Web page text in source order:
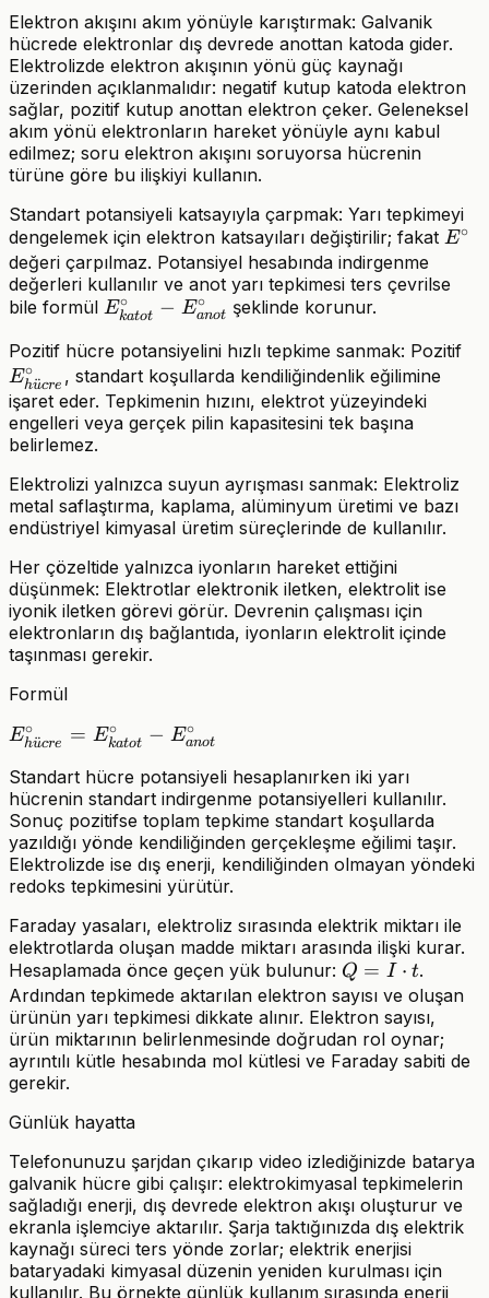
Elektron akışını akım yönüyle karıştırmak: Galvanik
hücrede elektronlar dış devrede anottan katoda gider.
Elektrolizde elektron akışının yönü güç kaynağı
üzerinden açıklanmalıdır: negatif kutup katoda elektron
sağlar, pozitif kutup anottan elektron çeker. Geleneksel
akım yönü elektronların hareket yönüyle aynı kabul
edilmez; soru elektron akışını soruyorsa hücrenin
türüne göre bu ilişkiyi kullanın.
Standart potansiyeli katsayıyla çarpmak: Yarı tepkimeyi
dengelemek için elektron katsayıları değiştirilir; fakat E∘
değeri çarpılmaz. Potansiyel hesabında indirgenme
değerleri kullanılır ve anot yarı tepkimesi ters çevrilse
bile formül E^\circ_{katot}
E^\circ_{anot}
Ekatot
∘ − Eanot
∘
şeklinde korunur.
Pozitif hücre potansiyelini hızlı tepkime sanmak: Pozitif
Ehu
¨cre
∘
, standart koşullarda kendiliğindenlik eğilimine
işaret eder. Tepkimenin hızını, elektrot yüzeyindeki
engelleri veya gerçek pilin kapasitesini tek başına
belirlemez.
Elektrolizi yalnızca suyun ayrışması sanmak: Elektroliz
metal saflaştırma, kaplama, alüminyum üretimi ve bazı
endüstriyel kimyasal üretim süreçlerinde de kullanılır.
Her çözeltide yalnızca iyonların hareket ettiğini
düşünmek: Elektrotlar elektronik iletken, elektrolit ise
iyonik iletken görevi görür. Devrenin çalışması için
elektronların dış bağlantıda, iyonların elektrolit içinde
taşınması gerekir.
Formül
E^\circ_{hücre}
E^\circ_{katot}
-
E^\circ_{anot}
Ehu
¨cre
∘ = Ekatot
∘ − Eanot
∘
Standart hücre potansiyeli hesaplanırken iki yarı
hücrenin standart indirgenme potansiyelleri kullanılır.
Sonuç pozitifse toplam tepkime standart koşullarda
yazıldığı yönde kendiliğinden gerçekleşme eğilimi taşır.
Elektrolizde ise dış enerji, kendiliğinden olmayan yöndeki
redoks tepkimesini yürütür.
Faraday yasaları, elektroliz sırasında elektrik miktarı ile
elektrotlarda oluşan madde miktarı arasında ilişki kurar.
Hesaplamada önce geçen yük bulunur: Q =
I
\cdot
t
Q = I ⋅ t.
Ardından tepkimede aktarılan elektron sayısı ve oluşan
ürünün yarı tepkimesi dikkate alınır. Elektron sayısı,
ürün miktarının belirlenmesinde doğrudan rol oynar;
ayrıntılı kütle hesabında mol kütlesi ve Faraday sabiti de
gerekir.
Günlük hayatta
Telefonunuzu şarjdan çıkarıp video izlediğinizde batarya
galvanik hücre gibi çalışır: elektrokimyasal tepkimelerin
sağladığı enerji, dış devrede elektron akışı oluşturur ve
ekranla işlemciye aktarılır. Şarja taktığınızda dış elektrik
kaynağı süreci ters yönde zorlar; elektrik enerjisi
bataryadaki kimyasal düzenin yeniden kurulması için
kullanılır. Bu örnekte günlük kullanım sırasında enerji